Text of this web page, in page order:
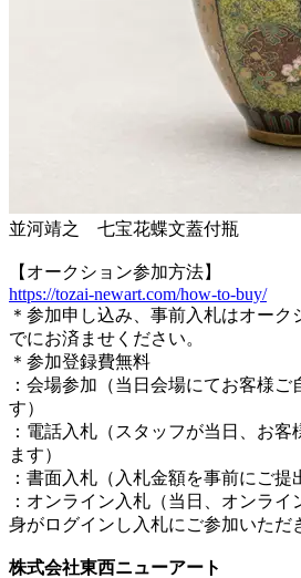
並河靖之 七宝花蝶文蓋付瓶
【オークション参加方法】
https://tozai-newart.com/how-to-buy/
＊参加申し込み、事前入札はオーク
でにお済ませください。
＊参加登録費無料
：会場参加（当日会場にてお客様ご
す）
：電話入札（スタッフが当日、お
ます）
：書面入札（入札金額を事前にご提
：オンライン入札（当日、オンラ
身がログインし入札にご参加いただ
株式会社東西ニューアート